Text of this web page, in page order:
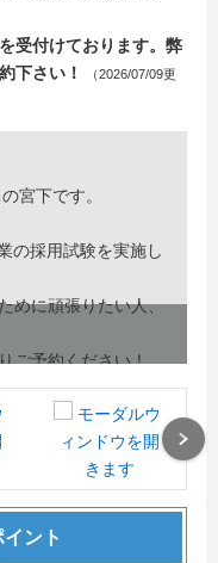
受付けております。弊
下さい！
（2026/07/09更
宮下です。
の採用試験を実施し
めに頑張りたい人、
ご予約ください！
導入しました！
ント